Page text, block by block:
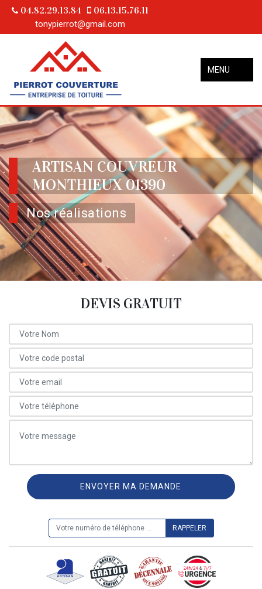
04.82.29.13.84 06.13.15.76.11
tonypierrot@gmail.com
MENU
ARTISAN COUVREUR
MONTHIEUX 01390
Nos réalisations
DEVIS GRATUIT